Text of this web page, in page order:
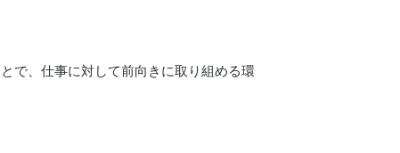
で、仕事に対して前向きに取り組める環